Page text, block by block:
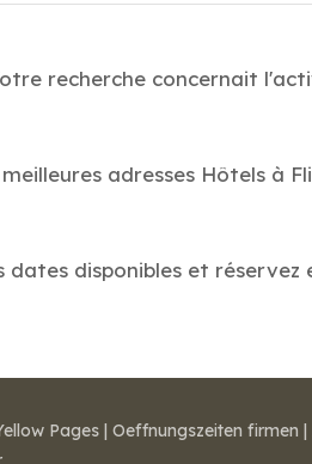
recherche concernait
adresses Hôtels à
disponibles et réservez
Pages | Oeffnungszeiten firmen |